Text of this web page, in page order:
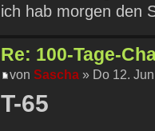
ich hab morgen den
Re: 100-Tage-
vonSascha » Do 12.
T-65